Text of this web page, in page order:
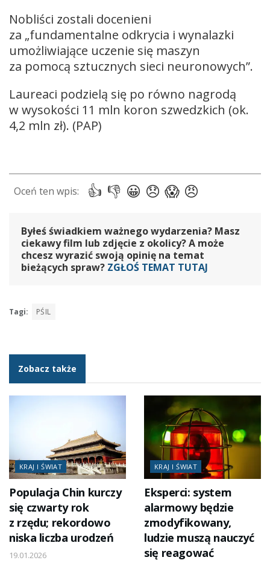
Nobliści zostali docenieni
za „fundamentalne odkrycia i wynalazki
umożliwiające uczenie się maszyn
za pomocą sztucznych sieci neuronowych”.
Laureaci podzielą się po równo nagrodą
w wysokości 11 mln koron szwedzkich (ok.
4,2 mln zł). (PAP)
Byłeś świadkiem ważnego wydarzenia? Masz
ciekawy film lub zdjęcie z okolicy? A może
chcesz wyrazić swoją opinię na temat
bieżących spraw? ZGŁOŚ TEMAT TUTAJ
Tagi: PŚIL
Zobacz także
KRAJ I ŚWIAT
Populacja Chin kurczy
się czwarty rok
z rzędu; rekordowo
niska liczba urodzeń
19.01.2026
KRAJ I ŚWIAT
Eksperci: system
alarmowy będzie
zmodyfikowany,
ludzie muszą nauczyć
się reagować